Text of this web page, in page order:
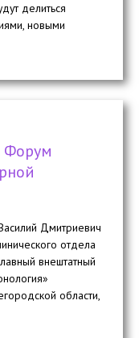
делиться
новыми
Форум
Дмитриевич
отдела
внештатный
области,